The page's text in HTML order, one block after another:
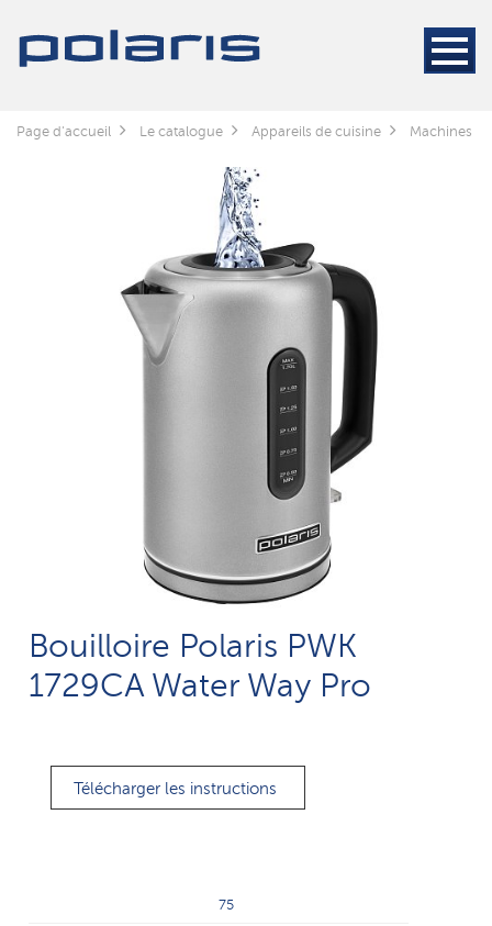
Page d'accueil Le catalogue Appareils de cuisine Machines à
Bouilloire Polaris PWK
1729CA Water Way Pro
Télécharger les instructions
75